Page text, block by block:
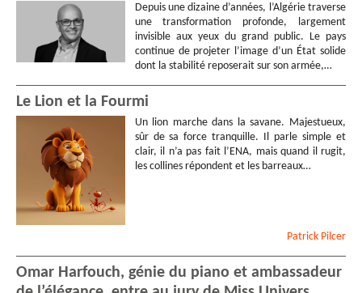
Depuis une dizaine d’années, l’Algérie traverse
une transformation profonde, largement
invisible aux yeux du grand public. Le pays
continue de projeter l’image d’un État solide
dont la stabilité reposerait sur son armée,…
Le Lion et la Fourmi
Un lion marche dans la savane. Majestueux,
sûr de sa force tranquille. Il parle simple et
clair, il n’a pas fait l’ENA, mais quand il rugit,
les collines répondent et les barreaux…
Patrick Pilcer
Omar Harfouch, génie du piano et ambassadeur